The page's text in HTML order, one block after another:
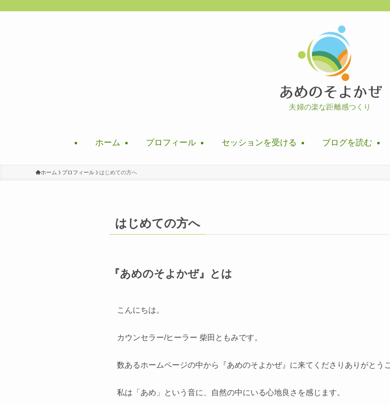
夫婦の楽な距離感つくり
ホーム プロフィール セッションを受ける ブログを読む
ホーム プロフィール はじめての方へ
はじめての方へ
『あめのそよかぜ』とは
こんにちは。
カウンセラー/ヒーラー 柴田ともみです。
数あるホームページの中から『あめのそよかぜ』に来てくださりありがとう
私は「あめ」という音に、自然の中にいる心地良さを感じます。